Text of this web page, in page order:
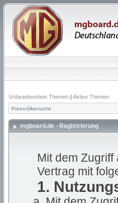
Unbeantwortete Themen | Aktive Themen
Foren-Übersicht
mgboard.de - Registrierung
Mit dem
Vertrag mit
1.